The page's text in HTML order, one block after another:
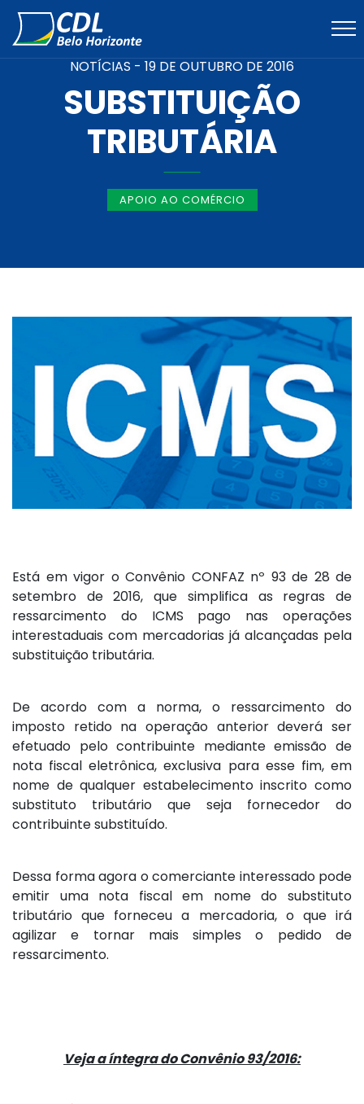
NOTÍCIAS - 19 DE OUTUBRO DE 2016
SUBSTITUIÇÃO
TRIBUTÁRIA
APOIO AO COMÉRCIO
Está em vigor o Convênio CONFAZ nº 93 de 28 de
setembro de 2016, que simplifica as regras de
ressarcimento do ICMS pago nas operações
interestaduais com mercadorias já alcançadas pela
substituição tributária.
De acordo com a norma, o ressarcimento do
imposto retido na operação anterior deverá ser
efetuado pelo contribuinte mediante emissão de
nota fiscal eletrônica, exclusiva para esse fim, em
nome de qualquer estabelecimento inscrito como
substituto tributário que seja fornecedor do
contribuinte substituído.
Dessa forma agora o comerciante interessado pode
emitir uma nota fiscal em nome do substituto
tributário que forneceu a mercadoria, o que irá
agilizar e tornar mais simples o pedido de
ressarcimento.
Veja a íntegra do Convênio 93/2016: